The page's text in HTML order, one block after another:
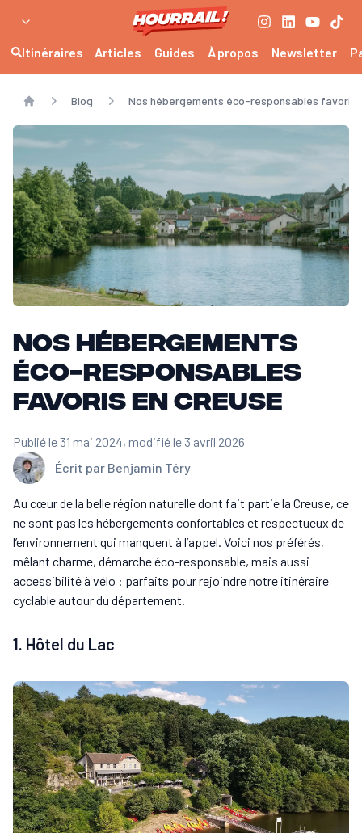
Itinéraires Articles Guides À propos Newsletter
Home
Blog Nos hébergements éco-responsables favoris
Nos hébergements
éco-responsables
favoris en Creuse
Écrit par Benjamin Téry
Publié le 31 mai 2024, modifié le 3 avril 2026
Au cœur de la belle région naturelle dont fait partie la Creuse, ce
ne sont pas les hébergements confortables et respectueux de
l’environnement qui manquent à l’appel. Voici nos préférés,
mêlant charme, démarche éco-responsable, mais aussi
accessibilité à vélo : parfaits pour rejoindre notre itinéraire
cyclable autour du département.
1. Hôtel du Lac